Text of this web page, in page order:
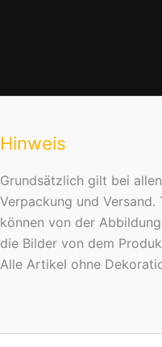
Hinweis
Grundsätzlich gilt bei
Verpackung und
können von der
die Bilder von dem
Alle Artikel ohne